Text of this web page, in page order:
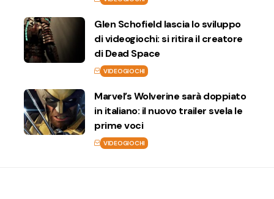
Glen Schofield lascia lo sviluppo
di videogiochi: si ritira il creatore
di Dead Space
VIDEOGIOCHI
Marvel’s Wolverine sarà doppiato
in italiano: il nuovo trailer svela le
prime voci
VIDEOGIOCHI